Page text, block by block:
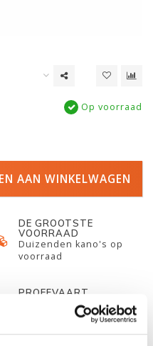
Op voorraad
AAN WINKELWAGEN
DE GROOTSTE
VOORRAAD
Duizenden kano's op
voorraad
PROEFVAART
MOGELIJKHEID
Bij onze showroom